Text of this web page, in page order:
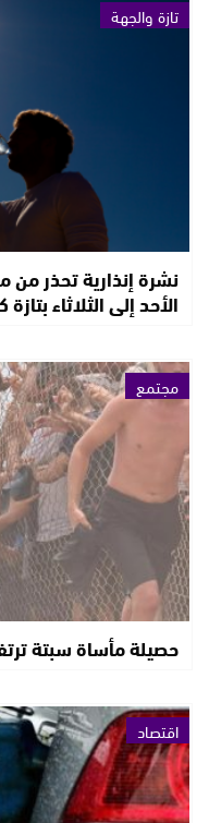
تازة والجهة
الأحد إلى الثلاثاء
مجتمع
حصيلة مأساة سبتة ترتفع إلى
اقتصاد